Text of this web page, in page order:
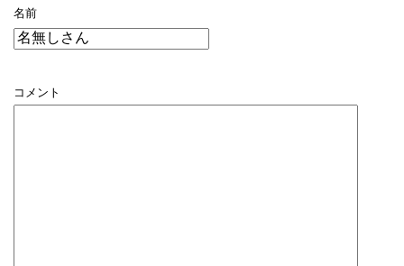
名前
コメント